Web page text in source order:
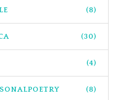
(8)
(30)
(4)
(8)